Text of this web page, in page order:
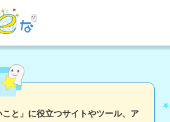
書く 聞く
と」に役立つサイトやツール、 ア